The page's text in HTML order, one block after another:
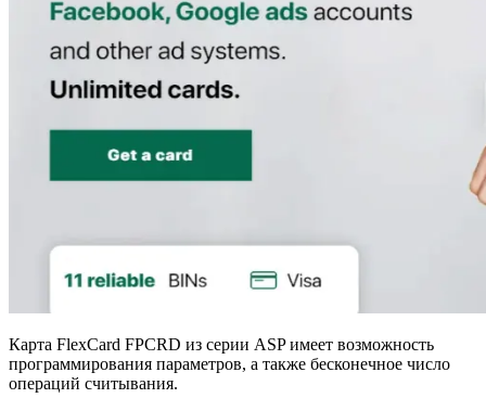
Карта FlexCard FPCRD из серии ASP имеет возможность
программирования параметров, а также бесконечное число
операций считывания.